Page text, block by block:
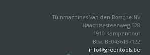
Tuinmachines Van den Bossche NV
Haachtsesteenweg 528
1910 Kampenhout
Btw: BE0436197122
info@greentools.be